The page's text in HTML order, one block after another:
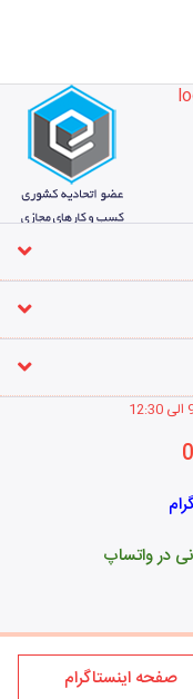
:30
استفاده از مطالب
صفحه اینستاگرام